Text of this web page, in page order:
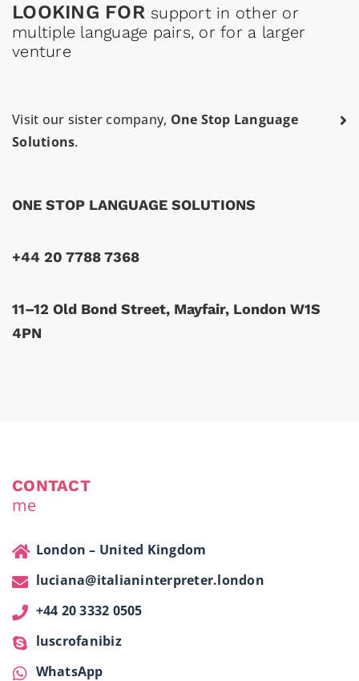
LOOKING FOR support in other or
multiple language pairs, or for a larger
venture
Visit our sister company, One Stop Language
Solutions.
ONE STOP LANGUAGE SOLUTIONS
+44 20 7788 7368
11–12 Old Bond Street, Mayfair, London W1S
4PN
CONTACT
me
London – United Kingdom
luciana@italianinterpreter.london
+44 20 3332 0505
luscrofanibiz
WhatsApp